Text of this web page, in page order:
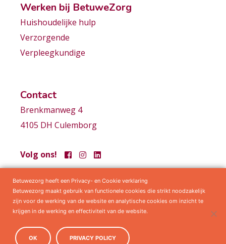
Werken bij BetuweZorg
Huishoudelijke hulp
Verzorgende
Verpleegkundige
Contact
Brenkmanweg 4
4105 DH Culemborg
Volg ons!
Samenwerkingen Privacy statement Algemene voorwaarden
Betuwezorg heeft een Privacy- en Cookie verklaring
Betuwezorg maakt gebruik van functionele cookies die strikt noodzakelijk
zijn voor de werking van de website en analytische cookies om inzicht te
krijgen in de werking en effectiviteit van de website.
OK PRIVACY POLICY